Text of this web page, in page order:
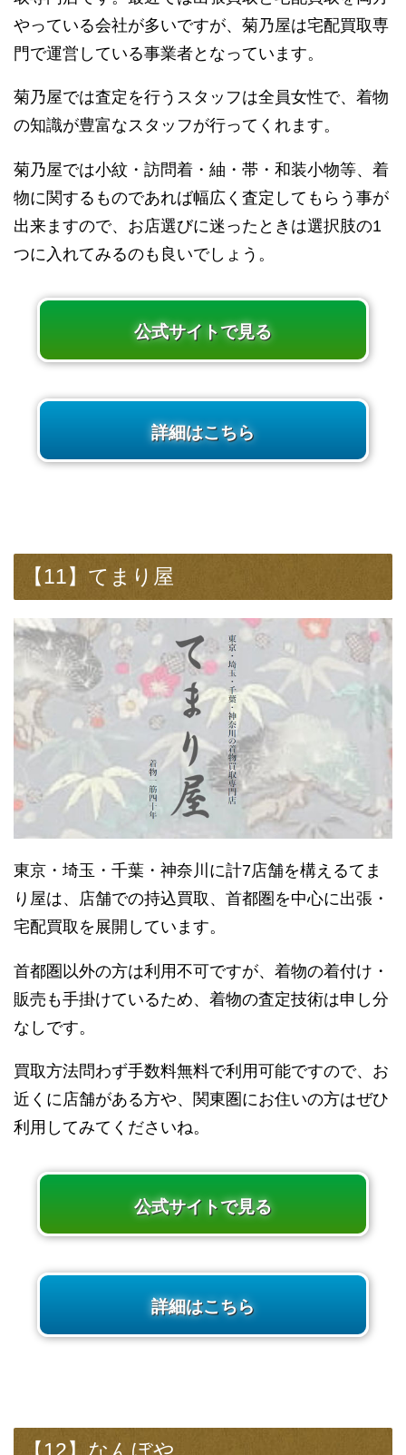
やっている会社が多いですが、菊乃屋は宅配買取専
門で運営している事業者となっています。
菊乃屋では査定を行うスタッフは全員女性で、着物
の知識が豊富なスタッフが行ってくれます。
菊乃屋では小紋・訪問着・紬・帯・和装小物等、着
物に関するものであれば幅広く査定してもらう事が
出来ますので、お店選びに迷ったときは選択肢の1
つに入れてみるのも良いでしょう。
公式サイトで見る
詳細はこちら
【11】てまり屋
東京・埼玉・千葉・神奈川に計7店舗を構えるてま
り屋は、店舗での持込買取、首都圏を中心に出張・
宅配買取を展開しています。
首都圏以外の方は利用不可ですが、着物の着付け・
販売も手掛けているため、着物の査定技術は申し分
なしです。
買取方法問わず手数料無料で利用可能ですので、お
近くに店舗がある方や、関東圏にお住いの方はぜひ
利用してみてくださいね。
公式サイトで見る
詳細はこちら
【12】なんぼや